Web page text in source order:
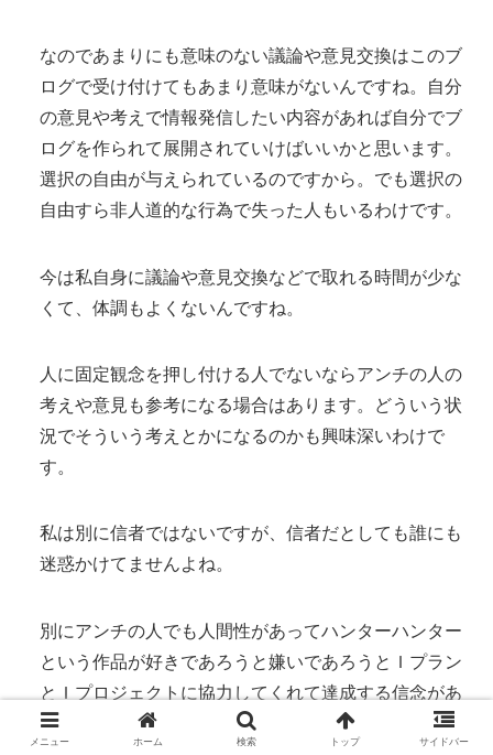
なのであまりにも意味のない議論や意見交換はこのブ
ログで受け付けてもあまり意味がないんですね。自分
の意見や考えで情報発信したい内容があれば自分でブ
ログを作られて展開されていけばいいかと思います。
選択の自由が与えられているのですから。でも選択の
自由すら非人道的な行為で失った人もいるわけです。
今は私自身に議論や意見交換などで取れる時間が少な
くて、体調もよくないんですね。
人に固定観念を押し付ける人でないならアンチの人の
考えや意見も参考になる場合はあります。どういう状
況でそういう考えとかになるのかも興味深いわけで
す。
私は別に信者ではないですが、信者だとしても誰にも
迷惑かけてませんよね。
別にアンチの人でも人間性があってハンターハンター
という作品が好きであろうと嫌いであろうとＩプラン
とＩプロジェクトに協力してくれて達成する信念があ
れば歓迎します。
メニュー ホーム 検索 トップ サイドバー